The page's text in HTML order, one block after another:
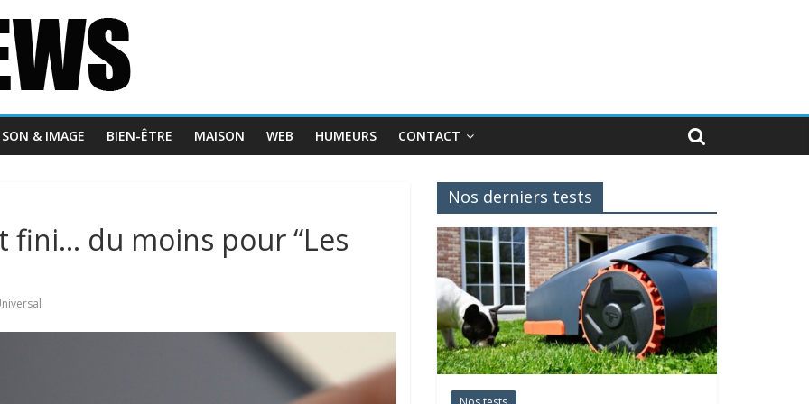
SON & IMAGE BIEN-ÊTRE MAISON WEB HUMEURS CONTACT
fini… du moins pour “Les
Nos derniers tests